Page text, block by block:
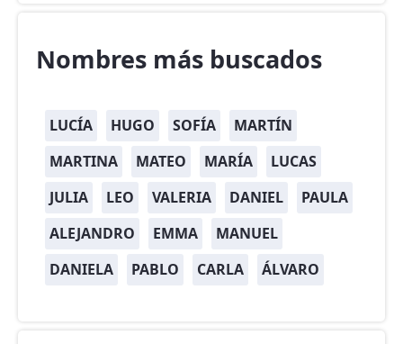
Nombres más buscados
LUCÍA HUGO SOFÍA
MARTÍN
MARTINA
MATEO MARÍA
LUCAS
JULIA
LEO VALERIA DANIEL
PAULA
ALEJANDRO
EMMA
MANUEL
DANIELA
PABLO CARLA ÁLVARO